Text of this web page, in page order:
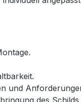
und
des